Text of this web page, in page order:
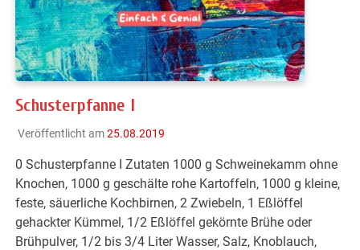
Schusterpfanne I
Veröffentlicht am25.08.2019
0 Schusterpfanne I Zutaten 1000 g Schweinekamm ohne
Knochen, 1000 g geschälte rohe Kartoffeln, 1000 g kleine,
feste, säuerliche Kochbirnen, 2 Zwiebeln, 1 Eßlöffel
gehackter Kümmel, 1/2 Eßlöffel gekörnte Brühe oder
Brühpulver, 1/2 bis 3/4 Liter Wasser, Salz, Knoblauch,